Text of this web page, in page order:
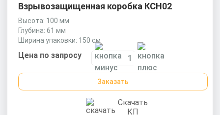
Взрывозащищенная коробка КСН02
Высота: 100 мм
Глубина: 61 мм
Ширина упаковки: 150 см
Цена по запросу
Заказать
Скачать
КП